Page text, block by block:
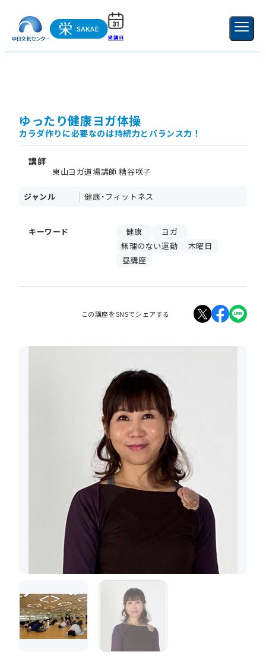
受講日 新規登録
ゆったり健康ヨガ体操
カラダ作りに必要なのは持続力とバランス力！
講師
東山ヨガ道場講師 糟谷咲子
ジャンル 健康・フィットネス
キーワード 健康
ヨガ
無理のない運動
木曜日
昼講座
この講座をSNSでシェアする